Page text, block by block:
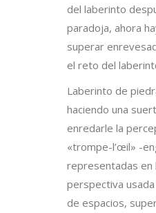
del laberinto
paradoja, ahora
superar
el reto del
Laberinto de
haciendo una
enredarle la
«trompe-l’œil» -
representadas en
perspectiva
de espacios,
cookies no
opcionales.
necesarias
funcione la